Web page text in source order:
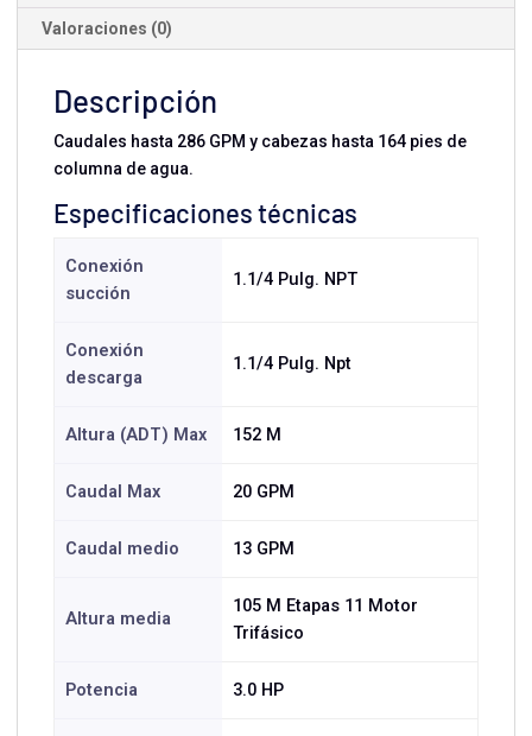
Valoraciones (0)
Descripción
Caudales hasta 286 GPM y cabezas hasta 164 pies de
columna de agua.
Especificaciones técnicas
Conexión
succión
1.1/4 Pulg. NPT
Conexión
descarga
1.1/4 Pulg. Npt
Altura (ADT) Max 152 M
Caudal Max 20 GPM
Caudal medio 13 GPM
Altura media
105 M Etapas 11 Motor
Trifásico
Potencia 3.0 HP